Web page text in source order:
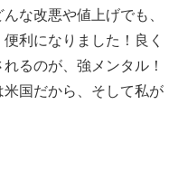
な改悪や値上げでも、
利になりました！良く
るのが、強メンタル！
国だから、そして私が